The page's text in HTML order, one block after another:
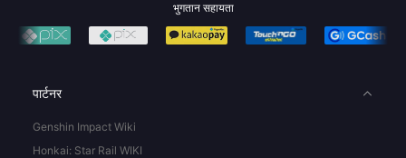
भुगतान सहायता
पार्टनर
Genshin Impact Wiki
Honkai: Star Rail WIKI